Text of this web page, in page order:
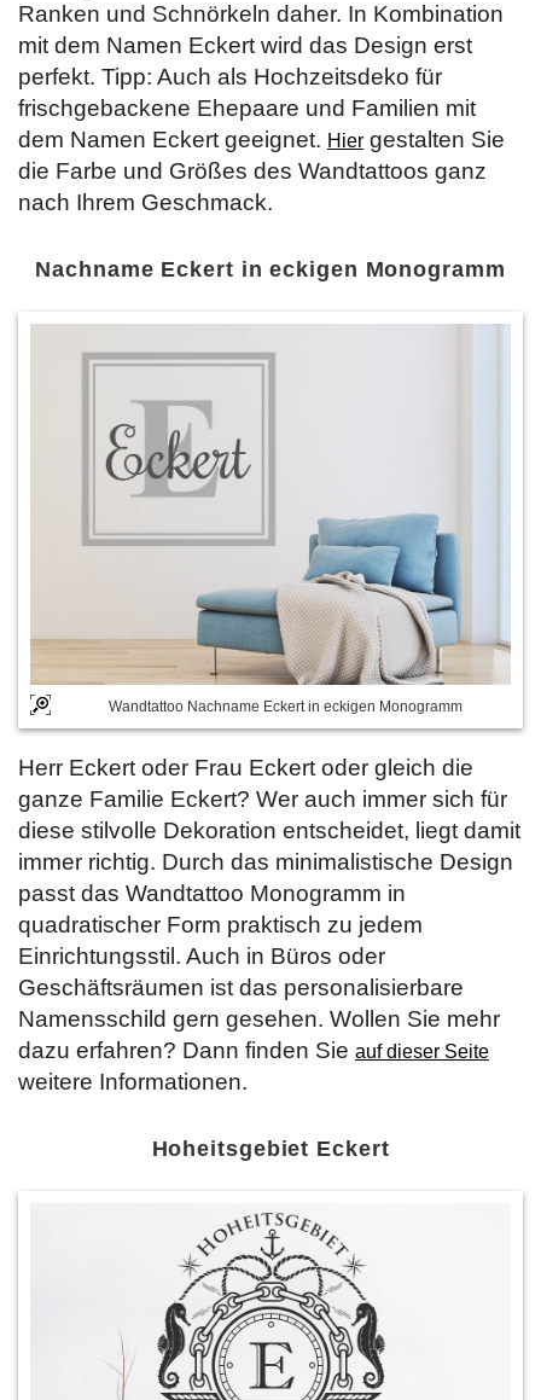
Ranken und Schnörkeln daher. In Kombination
mit dem Namen Eckert wird das Design erst
perfekt. Tipp: Auch als Hochzeitsdeko für
frischgebackene Ehepaare und Familien mit
dem Namen Eckert geeignet. Hier gestalten Sie
die Farbe und Größes des Wandtattoos ganz
nach Ihrem Geschmack.
Nachname Eckert in eckigen Monogramm
Wandtattoo Nachname Eckert in eckigen Monogramm
Herr Eckert oder Frau Eckert oder gleich die
ganze Familie Eckert? Wer auch immer sich für
diese stilvolle Dekoration entscheidet, liegt damit
immer richtig. Durch das minimalistische Design
passt das Wandtattoo Monogramm in
quadratischer Form praktisch zu jedem
Einrichtungsstil. Auch in Büros oder
Geschäftsräumen ist das personalisierbare
Namensschild gern gesehen. Wollen Sie mehr
dazu erfahren? Dann finden Sie auf dieser Seite
weitere Informationen.
Hoheitsgebiet Eckert